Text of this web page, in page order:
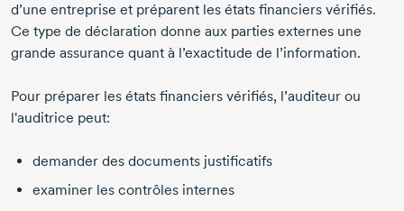
d’une entreprise et préparent les états financiers vérifiés.
Ce type de déclaration donne aux parties externes une
grande assurance quant à l’exactitude de l’information.
Pour préparer les états financiers vérifiés, l’auditeur ou
l'auditrice peut:
demander des documents justificatifs
examiner les contrôles internes